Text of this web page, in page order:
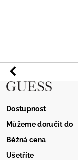
Dostupnost
Můžeme doručit do
Běžná cena
Ušetříte